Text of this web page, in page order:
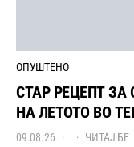
ОПУШТЕНО
СТАР РЕЦЕПТ
НА ЛЕТОТО ВО
09.08.26 ЧИТАЈ БЕ